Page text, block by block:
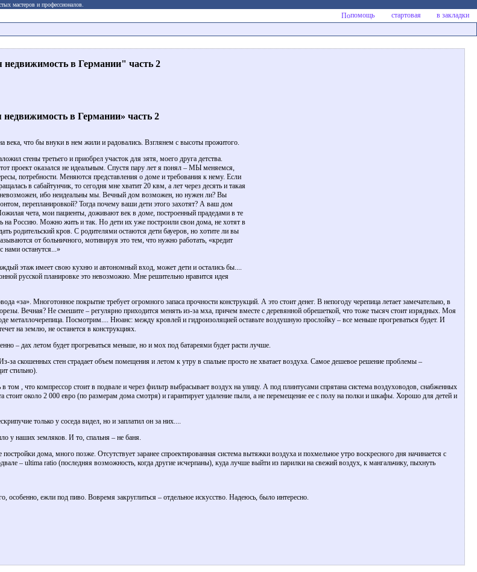
мастеров и профессионалов.
помощь стартовая
в закладки
в Германии" часть 2
в Германии» часть 2
века, что бы внуки в нем жили и радовались. Взглянем с высоты прожитого.
стены третьего и приобрел участок для зятя, моего друга детства.
проект оказался не идеальным. Спустя пару лет я понял – МЫ меняемся,
потребности. Меняются представления о доме и требования к нему. Если
в сабайтунчик, то сегодня мне хватит 20 квм, а лет через десять и такая
ибо неидеальны мы. Вечный дом возможен, но нужен ли? Вы
перепланировкой? Тогда почему ваши дети этого захотят? А ваш дом
чета, мои пациенты, доживают век в доме, построенный прадедами в те
на Россию. Можно жить и так. Но дети их уже построили свои дома, не хотят в
родительский кров. С родителями остаются дети бауеров, но хотите ли вы
от больничного, мотивируя это тем, что нужно работать, «кредит
останутся...»
этаж имеет свою кухню и автономный вход, может дети и остались бы....
русской планировке это невозможно. Мне решительно нравится идея
«за». Многотонное покрытие требует огромного запаса прочности конструкций. А это стоит денег. В непогоду черепица летает замечательно, в
Вечная? Не смешите – регулярно приходится менять из-за мха, причем вместе с деревянной обрешеткой, что тоже тысяч стоит изрядных. Моя
металлочерепица. Посмотрим.... Нюанс: между кровлей и гидроизоляцией оставьте воздушную прослойку – все меньше прогреваться будет. И
на землю, не останется в конструкциях.
– дах летом будет прогреваться меньше, но и мох под батареями будет расти лучше.
за скошенных стен страдает объем помещения и летом к утру в спальне просто не хватает воздуха. Самое дешевое решение проблемы –
стильно).
в том , что компрессор стоит в подвале и через фильтр выбрасывает воздух на улицу. А под плинтусами спрятана система воздуховодов, снабженных
стоит около 2 000 евро (по размерам дома смотря) и гарантирует удаление пыли, а не перемещение ее с полу на полки и шкафы. Хорошо для детей и
только у соседа видел, но и заплатил он за них....
у наших земляков. И то, спальня – не баня.
дома, много позже. Отсутствует заранее спроектированная система вытяжки воздуха и похмельное утро воскресного дня начинается с
– ultima ratio (последняя возможность, когда другие исчерпаны), куда лучше выйти из парилки на свежий воздух, к мангальчику, пыхнуть
ежли под пиво. Вовремя закруглиться – отдельное искусство. Надеюсь, было интересно.